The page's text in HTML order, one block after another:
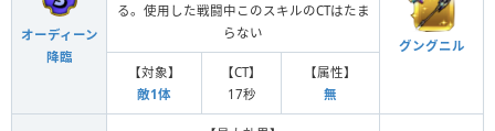
オーディーン
降臨
る。使用した戦闘中このスキルのCTはたま
らない
グングニル
【対象】
敵1体
【CT】
17秒
【属性】
無